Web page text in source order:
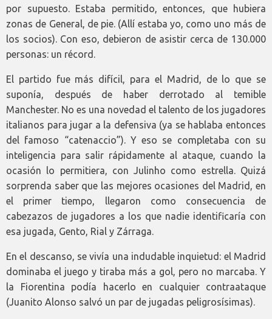
por supuesto. Estaba permitido, entonces, que hubiera
zonas de General, de pie. (Allí estaba yo, como uno más de
los socios). Con eso, debieron de asistir cerca de 130.000
personas: un récord.
El partido fue más difícil, para el Madrid, de lo que se
suponía, después de haber derrotado al temible
Manchester. No es una novedad el talento de los jugadores
italianos para jugar a la defensiva (ya se hablaba entonces
del famoso “catenaccio”). Y eso se completaba con su
inteligencia para salir rápidamente al ataque, cuando la
ocasión lo permitiera, con Julinho como estrella. Quizá
sorprenda saber que las mejores ocasiones del Madrid, en
el primer tiempo, llegaron como consecuencia de
cabezazos de jugadores a los que nadie identificaría con
esa jugada, Gento, Rial y Zárraga.
En el descanso, se vivía una indudable inquietud: el Madrid
dominaba el juego y tiraba más a gol, pero no marcaba. Y
la Fiorentina podía hacerlo en cualquier contraataque
(Juanito Alonso salvó un par de jugadas peligrosísimas).